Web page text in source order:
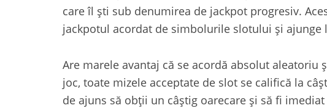
care îl ști sub denumirea de jackpot progresiv.
jackpotul acordat de simbolurile slotului şi
Are marele avantaj că se acordă absolut aleatoriu
joc, toate mizele acceptate de slot se califică la
de ajuns să obții un câștig oarecare şi să fi